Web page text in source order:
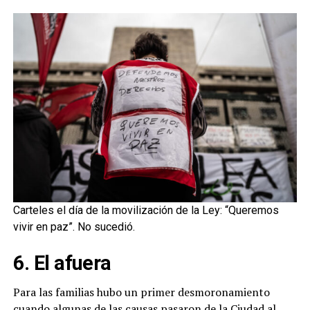
Carteles el día de la movilización de la Ley: “Queremos
vivir en paz”. No sucedió.
6. El afuera
Para las familias hubo un primer desmoronamiento